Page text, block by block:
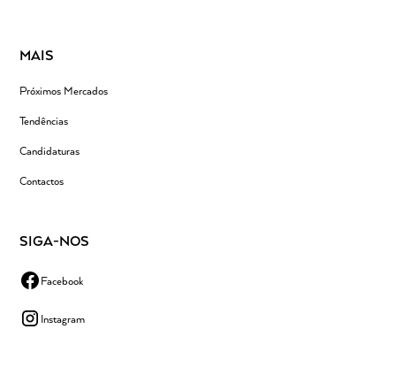
MAIS
Próximos Mercados
Tendências
Candidaturas
Contactos
SIGA-NOS
Facebook
Instagram